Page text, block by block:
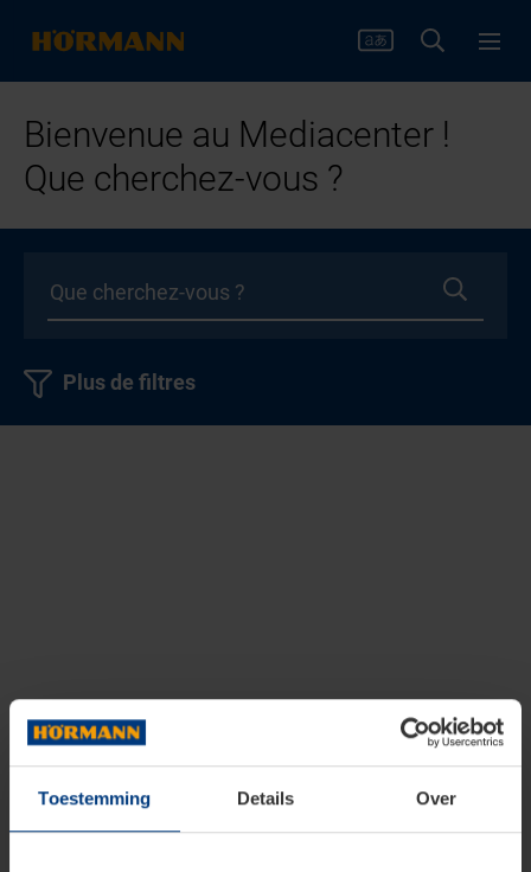
Toestemming Details Over
Bienvenue au Mediacenter !
Que cherchez-vous ?
Plus de filtres